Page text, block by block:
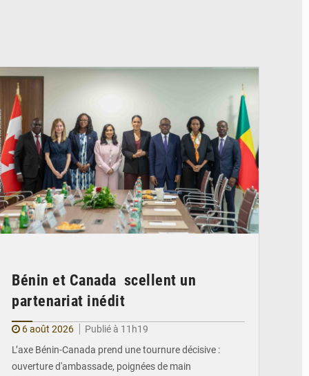
Bénin et Canada scellent un
partenariat inédit
6 août 2026
Publié à 11h19
L’axe Bénin-Canada prend une tournure décisive :
ouverture d'ambassade, poignées de main